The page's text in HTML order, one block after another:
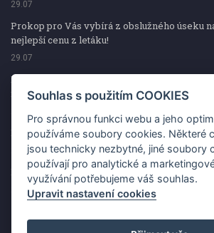
29.07
Prokop pro Vás vybírá z obslužného úseku
nejlepší cenu z letáku!
29.07
Prokop pro Vás vybírá z obslužného úseku
nejlepší cenu z letáku!
Kup špekáčky od Váhaly a vyhraj s
29.07
Prokop pro Vás vybírá na víkendovku ty
29.07
Souhlas s použitím COOKIES
Pro správnou funkci webu a jeho
používáme soubory cookies. Některé
jsou technicky nezbytné, jiné soubory
používají pro analytické a
využívání potřebujeme váš souhlas.
Upravit nastavení cookies